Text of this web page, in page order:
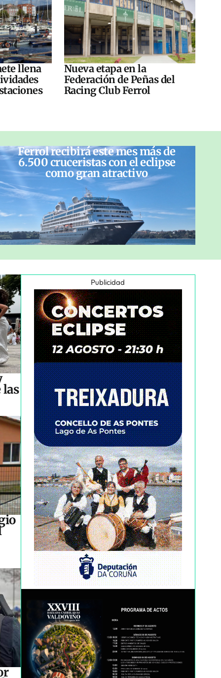
llena
Nueva etapa en la
Federación de Peñas del
Racing Club Ferrol
Ferrol recibirá este mes más de
6.500 cruceristas con el eclipse
como gran atractivo
las
Publicidad